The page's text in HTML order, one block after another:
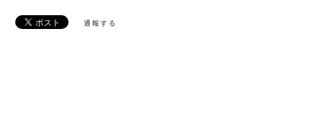
通報する